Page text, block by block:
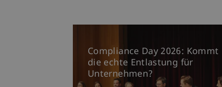
Compliance Day 2026: Kommt
die echte Entlastung für
Unternehmen?